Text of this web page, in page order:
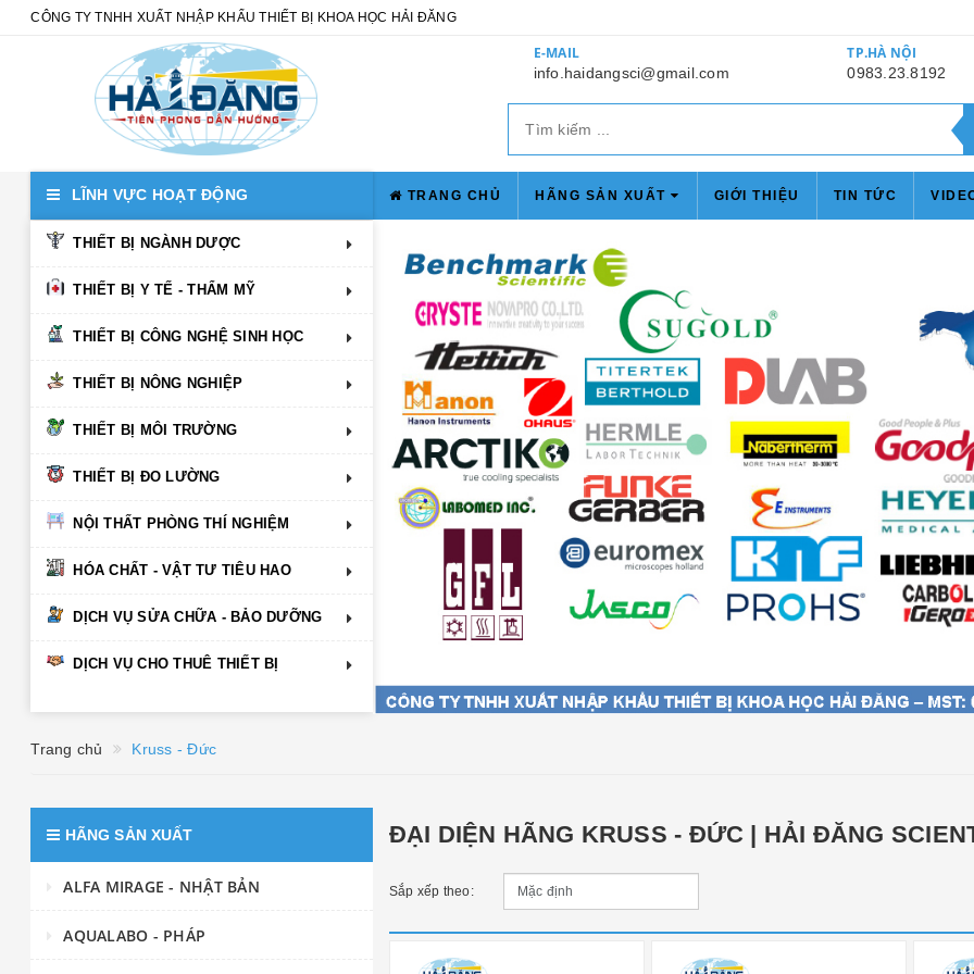
CÔNG TY TNHH XUẤT NHẬP KHẨU THIẾT BỊ KHOA HỌC HẢI ĐĂNG
E-MAIL
info.haidangsci@gmail.com
TP.HÀ NỘI
0983.23.8192
TRANG CHỦ HÃNG SẢN XUẤT GIỚI THIỆU TIN TỨC
LĨNH VỰC HOẠT ĐỘNG
THIẾT BỊ NGÀNH DƯỢC
THIẾT BỊ Y TẾ - THẨM MỸ
THIẾT BỊ CÔNG NGHỆ SINH HỌC
THIẾT BỊ NÔNG NGHIỆP
THIẾT BỊ MÔI TRƯỜNG
THIẾT BỊ ĐO LƯỜNG
NỘI THẤT PHÒNG THÍ NGHIỆM
HÓA CHẤT - VẬT TƯ TIÊU HAO
DỊCH VỤ SỬA CHỮA - BẢO DƯỠNG
DỊCH VỤ CHO THUÊ THIẾT BỊ
Trang chủ Kruss - Đức
ĐẠI DIỆN HÃNG KRUSS - ĐỨC | HẢI ĐĂNG
Sắp xếp theo:
HÃNG SẢN XUẤT
ALFA MIRAGE - NHẬT BẢN
AQUALABO - PHÁP